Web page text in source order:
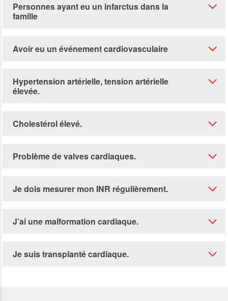
Personnes ayant eu un infarctus dans la
famille
Avoir eu un événement cardiovasculaire
Hypertension artérielle, tension artérielle
élevée.
Cholestérol élevé.
Problème de valves cardiaques.
Je dois mesurer mon INR régulièrement.
J’ai une malformation cardiaque.
Je suis transplanté cardiaque.